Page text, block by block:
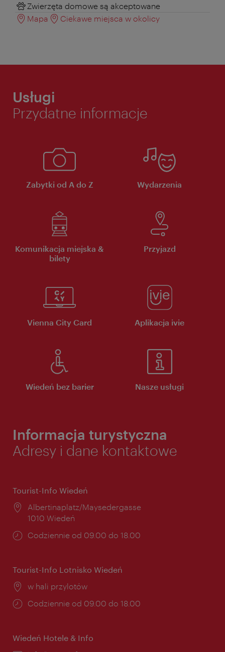
Zwierzęta domowe są akceptowane
Mapa
Ciekawe miejsca w okolicy
Usługi
Przydatne informacje
Zabytki od A do Z Wydarzenia
Komunikacja miejska &
bilety
Przyjazd
Vienna City Card Aplikacja ivie
Wiedeń bez barier Nasze usługi
Informacja turystyczna
Adresy i dane kontaktowe
Tourist-Info Wiedeń
Miejsce:
Albertinaplatz/Maysedergasse
1010 Wiedeń
Godziny
Codziennie od 09.00 do 18.00
Tourist-Info Lotnisko Wiedeń
Miejsce:
w hali przylotów
Godziny
Codziennie od 09.00 do 18.00
Wiedeń Hotele & Info